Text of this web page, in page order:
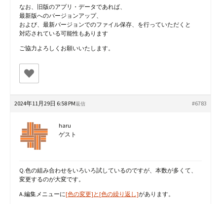
なお、旧版のアプリ・データであれば、
最新版へのバージョンアップ、
および、最新バージョンでのファイル保存、を行っていただくと
対応されている可能性もあります
ご協力よろしくお願いいたします。
2024年11月29日 6:58 PM #6783
返信
haru
ゲスト
Q.色の組み合わせをいろいろ試しているのですが、本数が多くて、
変更するのが大変です。
A.編集メニューに[色の変更]と[色の繰り返し]があります。